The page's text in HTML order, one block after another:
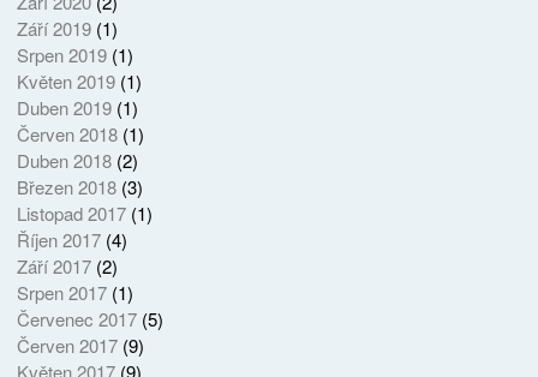
Září 2019(1)
Srpen 2019(1)
Květen 2019(1)
Duben 2019(1)
Červen 2018(1)
Duben 2018(2)
Březen 2018(3)
Listopad 2017(1)
Říjen 2017(4)
Září 2017(2)
Srpen 2017(1)
Červenec 2017(5)
Červen 2017(9)
Květen 2017(9)